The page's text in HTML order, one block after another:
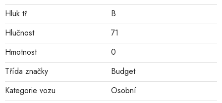
Hluk tř.
B
Hlučnost
71
Hmotnost
0
Třída značky
Budget
Kategorie vozu
Osobní